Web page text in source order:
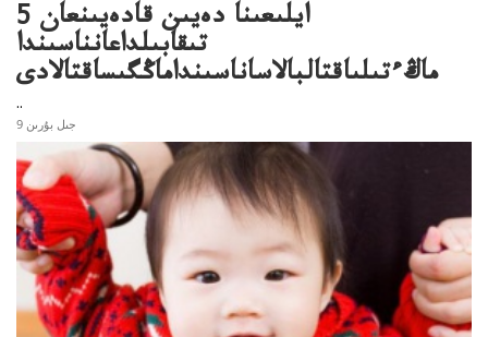
5 ايلىعىنا دەيىن قادەيىنعان
تىقابىلداعانناسىندا
ماڭءتىلىاقتالبالاساناسىنداماڭگىساقتالادى
..
9 جىل بۇرىن